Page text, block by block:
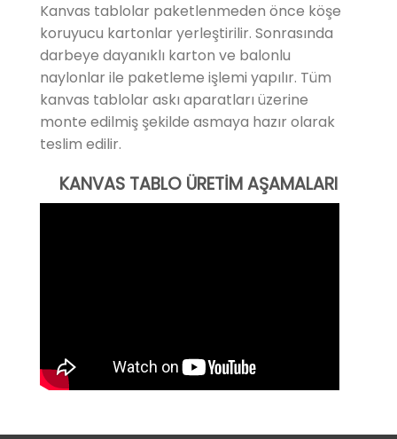
Kanvas tablolar paketlenmeden önce köşe
koruyucu kartonlar yerleştirilir. Sonrasında
darbeye dayanıklı karton ve balonlu
naylonlar ile paketleme işlemi yapılır. Tüm
kanvas tablolar askı aparatları üzerine
monte edilmiş şekilde asmaya hazır olarak
teslim edilir.
KANVAS TABLO ÜRETİM AŞAMALARI